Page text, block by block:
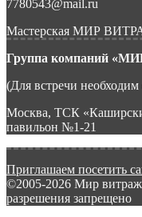
7780543@mail.ru
Мастерская МИР
Группа компаний
(Для встречи
Москва, ТСК
павильон №1-21
Приглашаем
©2005-2026 Мир
разрешения запрещено